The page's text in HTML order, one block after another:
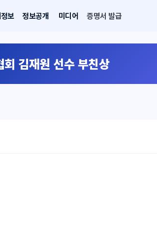
보 정보공개 미디어 증명서 발급
김재원 선수 부친상